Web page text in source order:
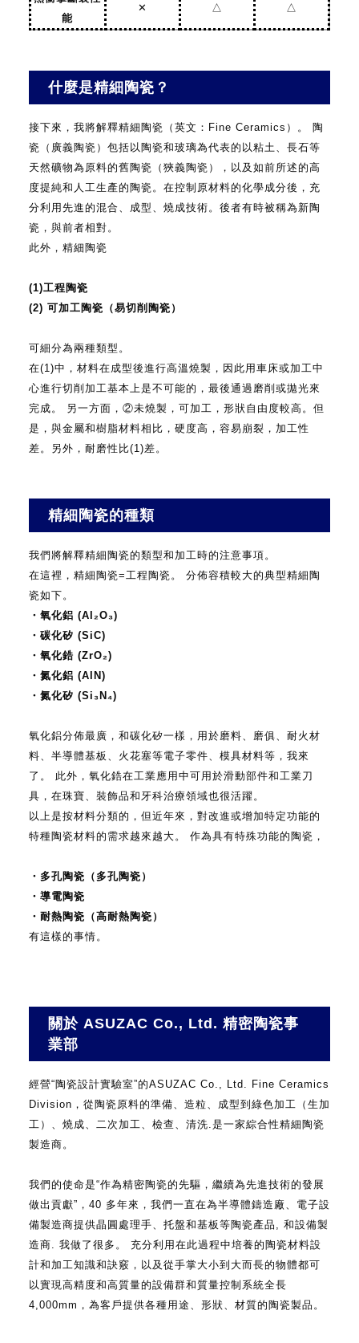
能
✕ △ △
什麼是精細陶瓷？
接下來，我將解釋精細陶瓷（英文：Fine Ceramics）。
陶
瓷（廣義陶瓷）包括以陶瓷和玻璃為代表的以粘土、長石等
天然礦物為原料的舊陶瓷（狹義陶瓷），以及如前所述的高
度提純和人工生產的陶瓷。在控制原材料的化學成分後，充
分利用先進的混合、成型、燒成技術。後者有時被稱為新陶
瓷，與前者相對。
此外，精細陶瓷
(1)工程陶瓷
(2) 可加工陶瓷（易切削陶瓷）
可細分為兩種類型。
在(1)中，材料在成型後進行高溫燒製，因此用車床或加工中
心進行切削加工基本上是不可能的，最後通過磨削或拋光來
完成。
另一方面，②未燒製，可加工，形狀自由度較高。但
是，與金屬和樹脂材料相比，硬度高，容易崩裂，加工性
差。另外，耐磨性比(1)差。
精細陶瓷的種類
我們將解釋精細陶瓷的類型和加工時的注意事項。
在這裡，精細陶瓷=工程陶瓷。 分佈容積較大的典型精細陶
瓷如下。
・氧化鋁 (Al₂O₃)
・碳化矽 (SiC)
・氧化鋯 (ZrO₂)
・氮化鋁 (AlN)
・氮化矽 (Si₃N₄)
氧化鋁分佈最廣，和碳化矽一樣，用於磨料、磨俱、耐火材
料、半導體基板、火花塞等電子零件、模具材料等，我來
了。
此外，氧化鋯在工業應用中可用於滑動部件和工業刀
具，在珠寶、裝飾品和牙科治療領域也很活躍。
以上是按材料分類的，但近年來，對改進或增加特定功能的
特種陶瓷材料的需求越來越大。
作為具有特殊功能的陶瓷，
・多孔陶瓷（多孔陶瓷）
・導電陶瓷
・耐熱陶瓷（高耐熱陶瓷）
有這樣的事情。
關於 ASUZAC Co., Ltd. 精密陶瓷事
業部
經營“陶瓷設計實驗室”的ASUZAC Co., Ltd. Fine Ceramics
Division，從陶瓷原料的準備、造粒、成型到綠色加工（生加
工）、燒成、二次加工、檢查、清洗.是一家綜合性精細陶瓷
製造商。
我們的使命是“作為精密陶瓷的先驅，繼續為先進技術的發展
做出貢獻”，40 多年來，我們一直在為半導體鑄造廠、電子設
備製造商提供晶圓處理手、托盤和基板等陶瓷產品, 和設備製
造商. 我做了很多。
充分利用在此過程中培養的陶瓷材料設
計和加工知識和訣竅，以及從手掌大小到大而長的物體都可
以實現高精度和高質量的設備群和質量控制系統全長
4,000mm，為客戶提供各種用途、形狀、材質的陶瓷製品。